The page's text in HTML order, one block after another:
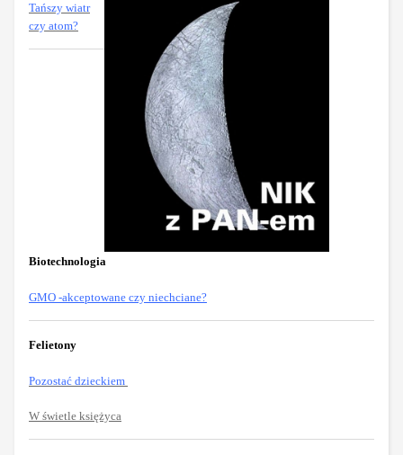
Tańszy wiatr
czy atom?
Biotechnologia
GMO -akceptowane czy niechciane?
Felietony
Pozostać dzieckiem
W świetle księżyca